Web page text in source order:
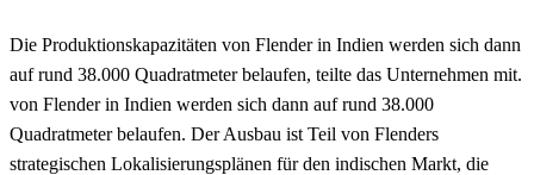
Die Produktionskapazitäten von Flender in Indien werden sich dann
auf rund 38.000 Quadratmeter belaufen, teilte das Unternehmen mit.
von Flender in Indien werden sich dann auf rund 38.000
Quadratmeter belaufen. Der Ausbau ist Teil von Flenders
strategischen Lokalisierungsplänen für den indischen Markt, die